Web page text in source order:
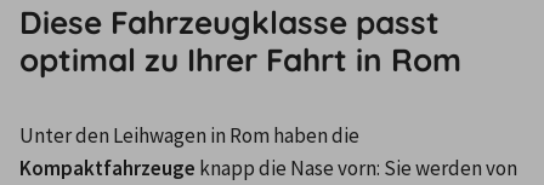
Diese Fahrzeugklasse passt
optimal zu Ihrer Fahrt in Rom
Kompaktfahrzeuge knapp die Nase vorn: Sie werden von